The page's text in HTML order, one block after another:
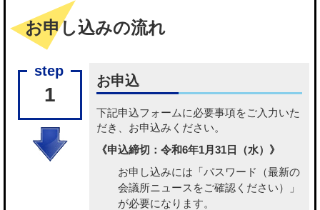
お申し込みの流れ
1
お申込
下記申込フォームに必要事項をご入力いた
だき、お申込みください。
《申込締切：令和6年1月31日（水）》
お申し込みには「パスワード（最新の
会議所ニュースをご確認ください）」
が必要になります。